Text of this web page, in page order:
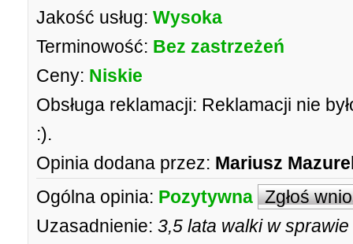
Jakość usług: Wysoka
Terminowość: Bez zastrzeżeń
Ceny: Niskie
Obsługa reklamacji: Reklamacji nie
:).
Opinia dodana przez: Mariusz
Ogólna opinia: Pozytywna Zgłoś
Uzasadnienie: 3,5 lata walki w